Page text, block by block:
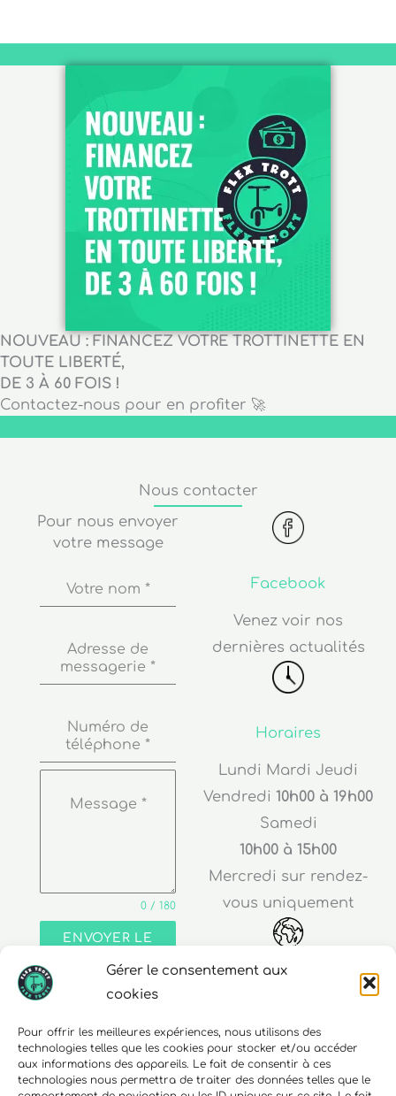
Gérer le consentement aux
cookies
Pour offrir les meilleures expériences, nous utilisons des
technologies telles que les cookies pour stocker et/ou accéder
aux informations des appareils. Le fait de consentir à ces
technologies nous permettra de traiter des données telles que le
NOUVEAU : FINANCEZ VOTRE TROTTINETTE EN
TOUTE LIBERTÉ,
DE 3 À 60 FOIS !
Contactez-nous pour en profiter 🚀
Nous contacter
Pour nous envoyer
votre message
Votre nom *
Adresse de
messagerie *
Numéro de
téléphone *
Message *
0 / 180
ENVOYER LE
Facebook
Venez voir nos
dernières actualités
Horaires
Lundi Mardi Jeudi
Vendredi 10h00 à 19h00
Samedi
10h00 à 15h00
Mercredi sur rendez-
vous uniquement
30 rue Edouard Richard
68000 Colmar